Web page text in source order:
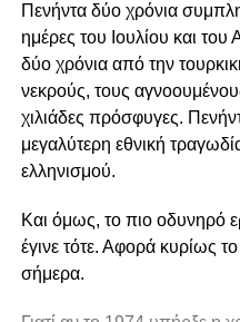
Η αυτονομία αυτή δεν
ουδετερότητα. Μια
υποστηρίζει
δικαιώματα, θεσμικές
νομοθετικές παρεμβάσεις.
στην κυβέρνηση, να
εκπροσώπους ή να
ανοικτή, συμπεριληπτική
της κοινωνίας των πολιτών
δημοκρατικής
δραστηριοποίηση,
Πενήντα δύο χρόνια
ημέρες του Ιουλίου και
δύο χρόνια από την
νεκρούς, τους
χιλιάδες πρόσφυγες.
μεγαλύτερη εθνική
ελληνισμού.
Και όμως, το πιο οδυνηρό
έγινε τότε. Αφορά κυρίως το
σήμερα.